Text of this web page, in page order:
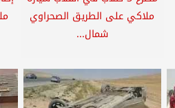
ملاكي على الطريق الصحراوي
شمال...